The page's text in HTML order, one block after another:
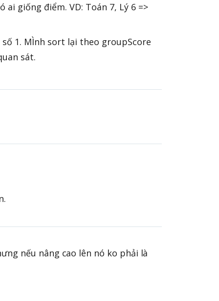
giống điểm. VD: Toán 7, Lý 6 =>
1. MÌnh sort lại theo groupScore
sát.
nếu nâng cao lên nó ko phải là